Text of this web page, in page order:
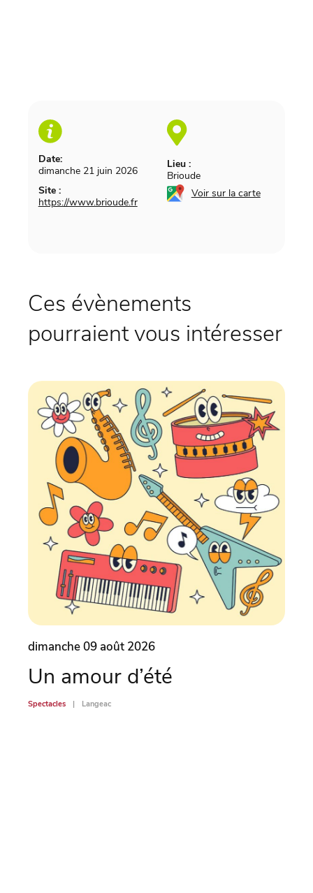
Date:
dimanche 21 juin 2026
Site :
https://www.brioude.fr
Lieu :
Brioude
Voir sur la carte
Ces évènements
pourraient vous intéresser
dimanche 09 août 2026
Un amour d’été
Spectacles Langeac